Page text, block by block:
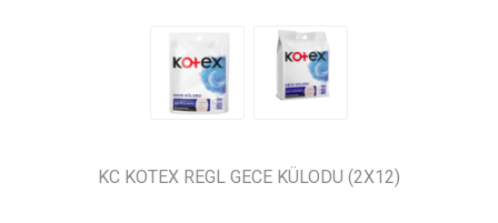
KC KOTEX REGL GECE KÜLODU (2X12)